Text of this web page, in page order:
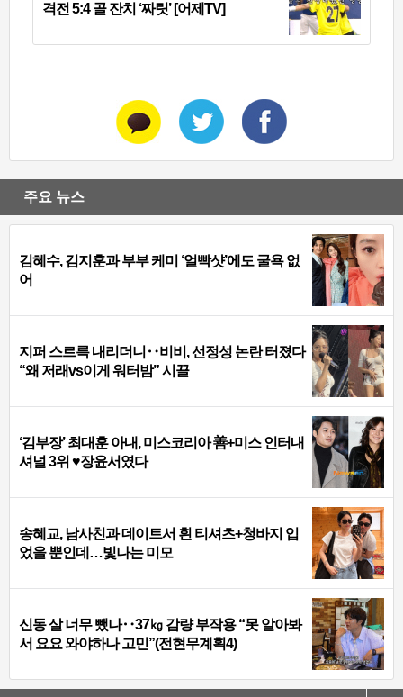
격전 5:4 골 잔치 ‘짜릿’ [어제TV]
주요 뉴스
김혜수, 김지훈과 부부 케미 ‘얼빡샷’에도 굴욕 없
어
지퍼 스르륵 내리더니‥비비, 선정성 논란 터졌다
“왜 저래vs이게 워터밤” 시끌
‘김부장’ 최대훈 아내, 미스코리아 善+미스 인터내
셔널 3위 ♥장윤서였다
송혜교, 남사친과 데이트서 흰 티셔츠+청바지 입
었을 뿐인데…빛나는 미모
신동 살 너무 뺐나‥37㎏ 감량 부작용 “못 알아봐
서 요요 와야하나 고민”(전현무계획4)